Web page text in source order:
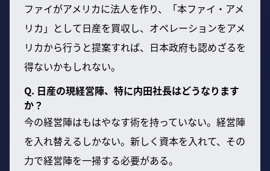
ファイがアメリカに法人を作り、「本ファイ・アメ
リカ」として日産を買収し、オペレーションをアメ
リカから行うと提案すれば、日本政府も認めざるを
得ないかもしれない。
Q. 日産の現経営陣、特に内田社長はどうなります
か？
今の経営陣はもはやなす術を持っていない。経営陣
を入れ替えるしかない。新しく資本を入れて、その
力で経営陣を一掃する必要がある。